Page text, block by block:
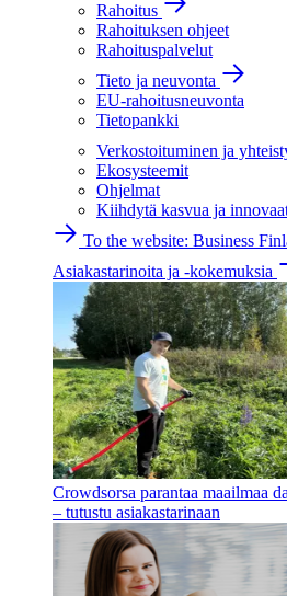
Rahoitus
Rahoituksen ohjeet
Rahoituspalvelut
Tieto ja neuvonta
EU-rahoitusneuvonta
Tietopankki
Verkostoituminen ja
Ekosysteemit
Ohjelmat
Kiihdytä kasvua ja
To the website: Business
Asiakastarinoita ja -kokemuksia
Crowdsorsa parantaa maailmaa
– tutustu asiakastarinaan